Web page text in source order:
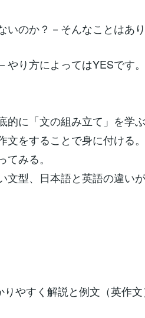
いのか？－そんなことはあ
やり方によってはYESです。
的に「文の組み立て」を学ぶ
文をすることで身に付ける。
みる。
文型、日本語と英語の違いが
やすく解説と例文（英作